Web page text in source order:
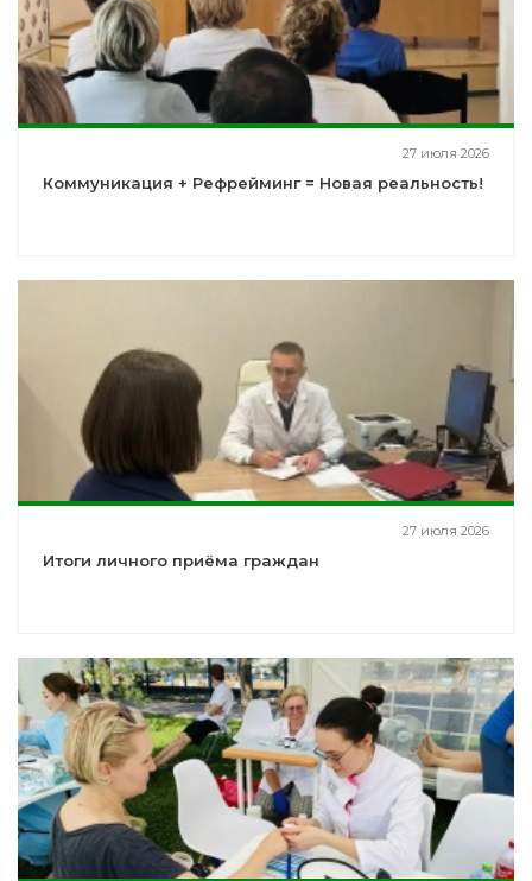
27 июля 2026
Коммуникация + Рефрейминг = Новая реальность!
27 июля 2026
Итоги личного приёма граждан